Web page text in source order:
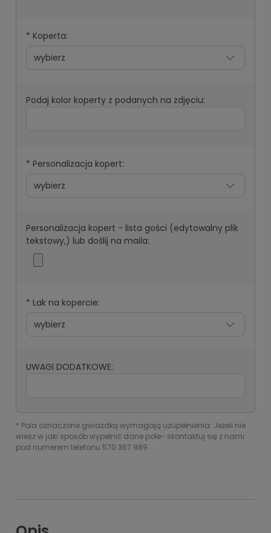
* Koperta:
Podaj kolor koperty z podanych na zdjęciu:
* Personalizacja kopert:
Personalizacja kopert - lista gości (edytowalny plik
tekstowy,) lub doślij na maila:
* Lak na kopercie:
UWAGI DODATKOWE:
* Pola oznaczone gwiazdką wymagają uzupełnienia. Jeżeli nie
wiesz w jaki sposób wypełnić dane pole- skontaktuj się z nami
pod numerem telefonu 570 367 989